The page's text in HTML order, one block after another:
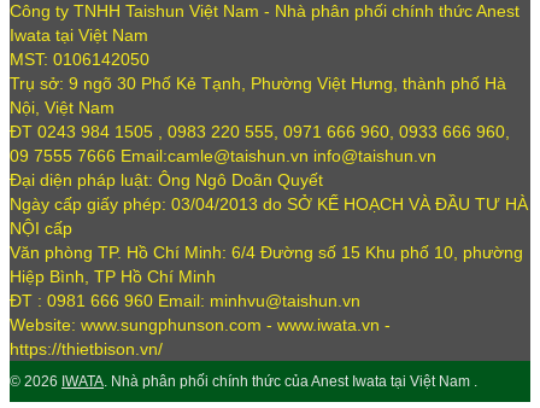
Công ty TNHH Taishun Việt Nam - Nhà phân phối chính thức Anest
Iwata tại Việt Nam
MST: 0106142050
Trụ sở: 9 ngõ 30 Phố Kẻ Tạnh, Phường Việt Hưng, thành phố Hà
Nội, Việt Nam
ĐT 0243 984 1505 , 0983 220 555, 0971 666 960, 0933 666 960,
09 7555 7666 Email:camle@taishun.vn info@taishun.vn
Đại diện pháp luật: Ông Ngô Doãn Quyết
Ngày cấp giấy phép: 03/04/2013 do SỞ KẾ HOẠCH VÀ ĐẦU TƯ HÀ
NỘI cấp
Văn phòng TP. Hồ Chí Minh: 6/4 Đường số 15 Khu phố 10, phường
Hiệp Bình, TP Hồ Chí Minh
ĐT : 0981 666 960 Email: minhvu@taishun.vn
Website: www.sungphunson.com - www.iwata.vn -
https://thietbison.vn/
© 2026 IWATA. Nhà phân phối chính thức của Anest Iwata tại Việt Nam .